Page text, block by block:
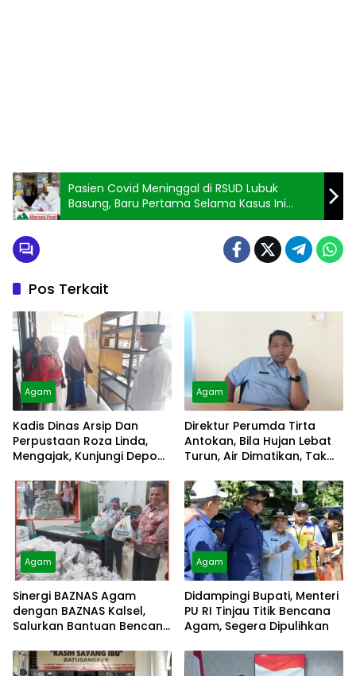
Pasien Covid Meninggal di RSUD Lubuk
Basung, Baru Pertama Selama Kasus Ini
Terjadi
Pos Terkait
Agam
Kadis Dinas Arsip Dan
Perpustaan Roza Linda,
Mengajak, Kunjungi Depo
Agam
Direktur Perumda Tirta
Antokan, Bila Hujan Lebat
Turun, Air Dimatikan, Tak
Agam
Sinergi BAZNAS Agam
dengan BAZNAS Kalsel,
Salurkan Bantuan Bencana
Agam
Didampingi Bupati, Menteri
PU RI Tinjau Titik Bencana
Agam, Segera Dipulihkan